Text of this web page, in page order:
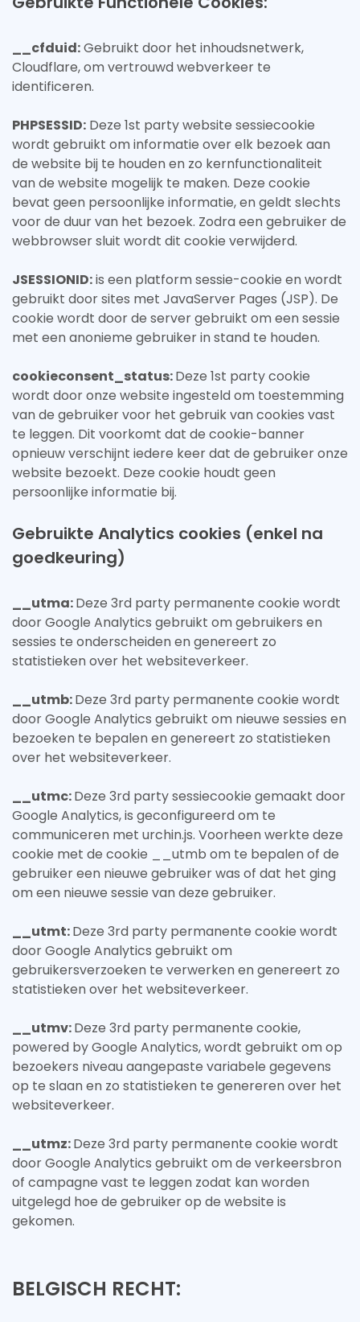
__cfduid:Gebruikt door het inhoudsnetwerk,
Cloudflare, om vertrouwd webverkeer te
identificeren.
PHPSESSID: Deze 1st party website sessiecookie
wordt gebruikt om informatie over elk bezoek aan
de website bij te houden en zo kernfunctionaliteit
van de website mogelijk te maken. Deze cookie
bevat geen persoonlijke informatie, en geldt slechts
voor de duur van het bezoek. Zodra een gebruiker de
webbrowser sluit wordt dit cookie verwijderd.
JSESSIONID:is een platform sessie-cookie en wordt
gebruikt door sites met JavaServer Pages (JSP). De
cookie wordt door de server gebruikt om een sessie
met een anonieme gebruiker in stand te houden.
cookieconsent_status:Deze 1st party cookie
wordt door onze website ingesteld om toestemming
van de gebruiker voor het gebruik van cookies vast
te leggen. Dit voorkomt dat de cookie-banner
opnieuw verschijnt iedere keer dat de gebruiker onze
website bezoekt. Deze cookie houdt geen
persoonlijke informatie bij.
Gebruikte Analytics cookies (enkel na
goedkeuring)
__utma:Deze 3rd party permanente cookie wordt
door Google Analytics gebruikt om gebruikers en
sessies te onderscheiden en genereert zo
statistieken over het websiteverkeer.
__utmb:Deze 3rd party permanente cookie wordt
door Google Analytics gebruikt om nieuwe sessies en
bezoeken te bepalen en genereert zo statistieken
over het websiteverkeer.
__utmc:Deze 3rd party sessiecookie gemaakt door
Google Analytics, is geconfigureerd om te
communiceren met urchin.js. Voorheen werkte deze
cookie met de cookie __utmb om te bepalen of de
gebruiker een nieuwe gebruiker was of dat het ging
om een nieuwe sessie van deze gebruiker.
__utmt:Deze 3rd party permanente cookie wordt
door Google Analytics gebruikt om
gebruikersverzoeken te verwerken en genereert zo
statistieken over het websiteverkeer.
__utmv:Deze 3rd party permanente cookie,
powered by Google Analytics, wordt gebruikt om op
bezoekers niveau aangepaste variabele gegevens
op te slaan en zo statistieken te genereren over het
websiteverkeer.
__utmz:Deze 3rd party permanente cookie wordt
door Google Analytics gebruikt om de verkeersbron
of campagne vast te leggen zodat kan worden
uitgelegd hoe de gebruiker op de website is
gekomen.
BELGISCH RECHT: